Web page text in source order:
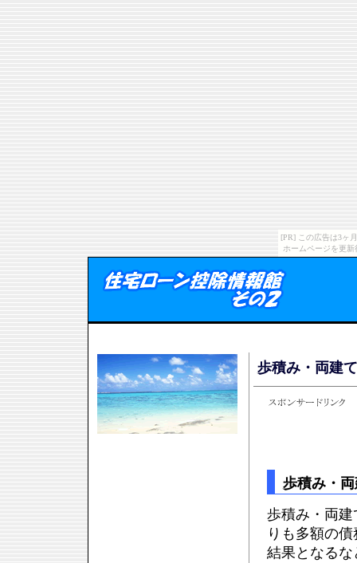
[PR] この広告は3ヶ
ホームページを更
歩積み・両建
歩積み・
歩積み・両
りも多額の
結果となる